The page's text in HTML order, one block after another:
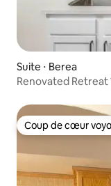
Suite ⋅ Berea
Renovated Retreat
Coup de cœur
Coup de cœur